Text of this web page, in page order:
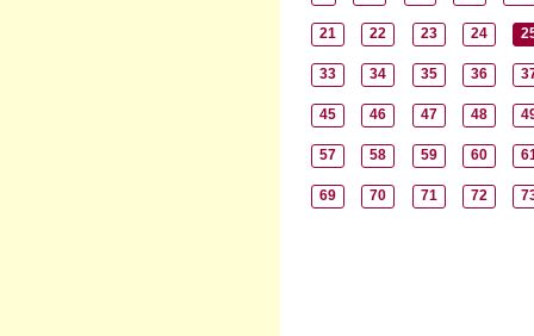
21 22 23 24
33 34 35 36
45 46 47 48
57 58 59 60
69 70 71 72